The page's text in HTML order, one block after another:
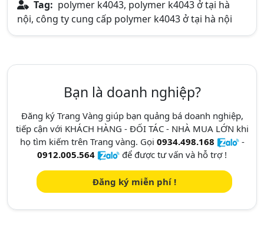
Tag: polymer k4043, polymer k4043 ở tại hà
nội, công ty cung cấp polymer k4043 ở tại hà nội
Bạn là doanh nghiệp?
Đăng ký Trang Vàng giúp bạn quảng bá doanh nghiệp,
tiếp cận với KHÁCH HÀNG - ĐỐI TÁC - NHÀ MUA LỚN khi
họ tìm kiếm trên Trang vàng. Gọi 0934.498.168
-
0912.005.564
để được tư vấn và hỗ trợ !
Đăng ký miễn phí !